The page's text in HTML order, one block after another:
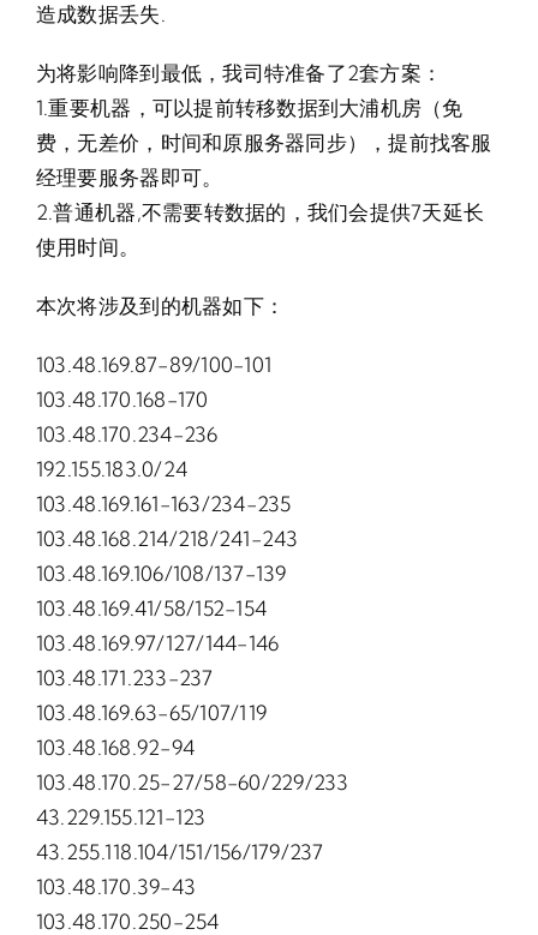
造成数据丢失.
为将影响降到最低，我司特准备了2套方案：
1.重要机器，可以提前转移数据到大浦机房（免
费，无差价，时间和原服务器同步），提前找客服
经理要服务器即可。
2.普通机器,不需要转数据的，我们会提供7天延长
使用时间。
本次将涉及到的机器如下：
103.48.169.87-89/100-101
103.48.170.168-170
103.48.170.234-236
192.155.183.0/24
103.48.169.161-163/234-235
103.48.168.214/218/241-243
103.48.169.106/108/137-139
103.48.169.41/58/152-154
103.48.169.97/127/144-146
103.48.171.233-237
103.48.169.63-65/107/119
103.48.168.92-94
103.48.170.25-27/58-60/229/233
43.229.155.121-123
43.255.118.104/151/156/179/237
103.48.170.39-43
103.48.170.250-254